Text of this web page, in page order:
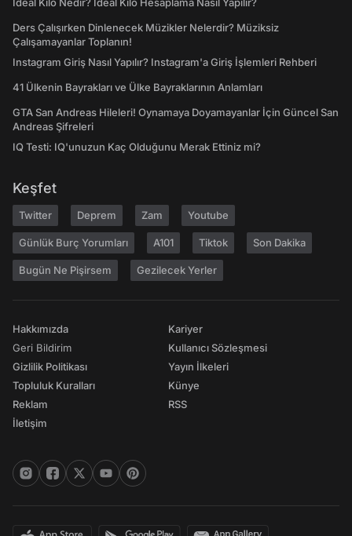
İdeal Kilo Nedir? İdeal Kilo Hesaplama Nasıl Yapılır?
Ders Çalışırken Dinlenecek Müzikler Nelerdir? Müziksiz
Çalışamayanlar Toplanın!
Instagram Giriş Nasıl Yapılır? Instagram'a Giriş İşlemleri Rehberi
41 Ülkenin Bayrakları ve Ülke Bayraklarının Anlamları
GTA San Andreas Hileleri! Oynamaya Doyamayanlar İçin Güncel San
Andreas Şifreleri
IQ Testi: IQ'unuzun Kaç Olduğunu Merak Ettiniz mi?
Keşfet
Twitter Deprem Zam Youtube
Günlük Burç Yorumları A101 Tiktok Son Dakika
Bugün Ne Pişirsem Gezilecek Yerler
Hakkımızda
Geri Bildirim
Gizlilik Politikası
Topluluk Kuralları
Reklam
İletişim
Kariyer
Kullanıcı Sözleşmesi
Yayın İlkeleri
Künye
RSS